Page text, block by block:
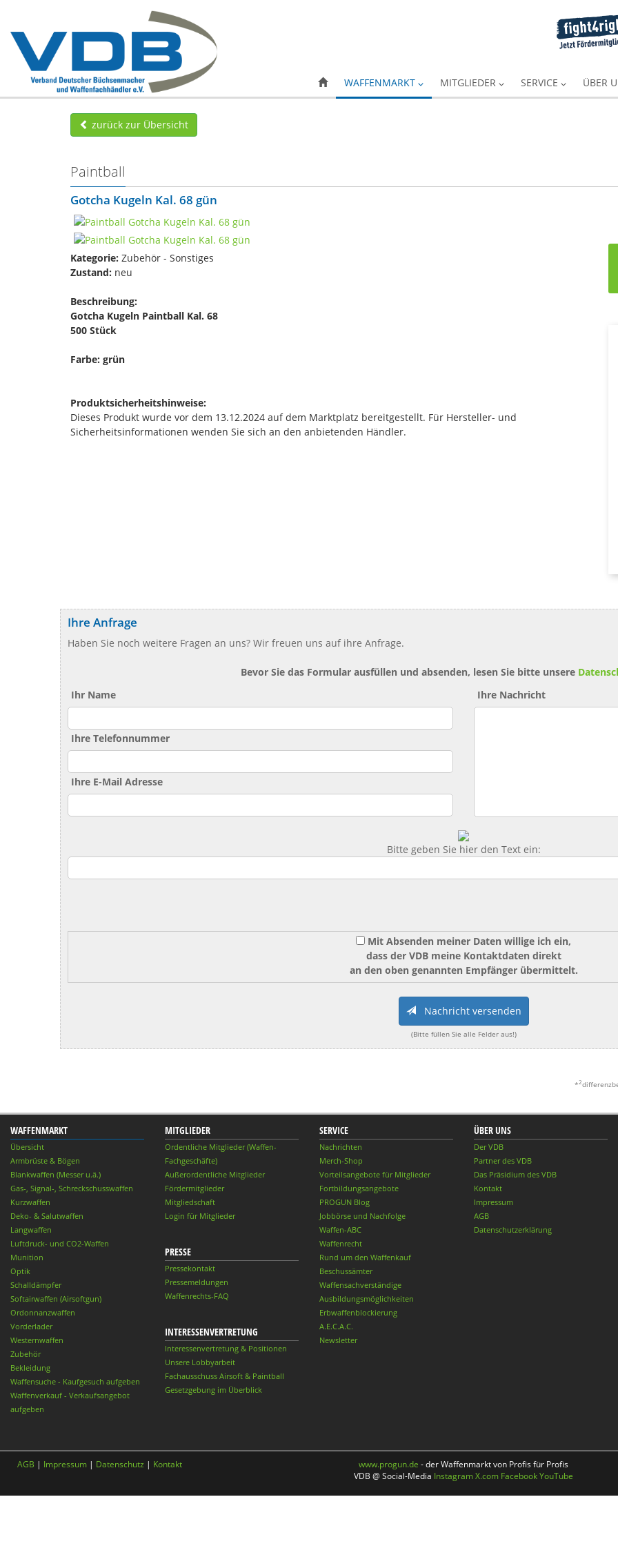
WAFFENMARKT MITGLIEDER SERVICE ÜBER
zurück zur Übersicht
Paintball
Gotcha Kugeln Kal. 68 gün
Kategorie: Zubehör - Sonstiges
Zustand: neu
Beschreibung:
Gotcha Kugeln Paintball Kal. 68
500 Stück
Farbe: grün
Produktsicherheitshinweise:
Dieses Produkt wurde vor dem 13.12.2024 auf dem Marktplatz bereitgestellt. Für Hersteller- und
Sicherheitsinformationen wenden Sie sich an den anbietenden Händler.
Ihre Anfrage
Haben Sie noch weitere Fragen an uns? Wir freuen uns auf ihre Anfrage.
Bevor Sie das Formular ausfüllen und absenden, lesen Sie bitte unsere
Ihr Name
Ihre Telefonnummer
Ihre E-Mail Adresse
Ihre Nachricht
Bitte geben Sie hier den Text ein:
Mit Absenden meiner Daten willige ich ein,
dass der VDB meine Kontaktdaten direkt
an den oben genannten Empfänger übermittelt.
Nachricht versenden
(Bitte füllen Sie alle Felder aus!)
*2
WAFFENMARKT
Übersicht
Armbrüste & Bögen
Blankwaffen (Messer u.ä.)
Gas-, Signal-, Schreckschusswaffen
Kurzwaffen
Deko- & Salutwaffen
Langwaffen
Luftdruck- und CO2-Waffen
Munition
Optik
Schalldämpfer
Softairwaffen (Airsoftgun)
Ordonnanzwaffen
Vorderlader
Westernwaffen
Zubehör
Bekleidung
Waffensuche - Kaufgesuch aufgeben
Waffenverkauf - Verkaufsangebot
aufgeben
MITGLIEDER
Ordentliche Mitglieder (Waffen-
Fachgeschäfte)
Außerordentliche Mitglieder
Fördermitglieder
Mitgliedschaft
Login für Mitglieder
PRESSE
Pressekontakt
Pressemeldungen
Waffenrechts-FAQ
INTERESSENVERTRETUNG
Interessenvertretung & Positionen
Unsere Lobbyarbeit
Fachausschuss Airsoft & Paintball
Gesetzgebung im Überblick
SERVICE
Nachrichten
Merch-Shop
Vorteilsangebote für Mitglieder
Fortbildungsangebote
PROGUN Blog
Jobbörse und Nachfolge
Waffen-ABC
Waffenrecht
Rund um den Waffenkauf
Beschussämter
Waffensachverständige
Ausbildungsmöglichkeiten
Erbwaffenblockierung
A.E.C.A.C.
Newsletter
ÜBER UNS
Der VDB
Partner des VDB
Das Präsidium des VDB
Kontakt
Impressum
AGB
Datenschutzerklärung
AGB | Impressum | Datenschutz | Kontakt www.progun.de - der Waffenmarkt von Profis für Profis
VDB @ Social-Media InstagramX.com FacebookYouTube